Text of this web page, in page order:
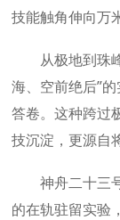
技能触角伸向万
从极地到珠
海、空前绝后”
答卷。这种跨过
技沉淀，更源自
神舟二十三号
的在轨驻留实验